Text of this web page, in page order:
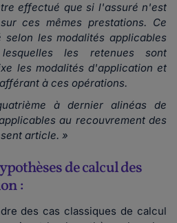
effectué que si l'assuré n'est
ces mêmes prestations. Ce
selon les modalités applicables
les retenues sont
les modalités d'application et
à ces opérations.
à dernier alinéas de
au recouvrement des
article. »
de calcul des
:
des cas classiques de calcul